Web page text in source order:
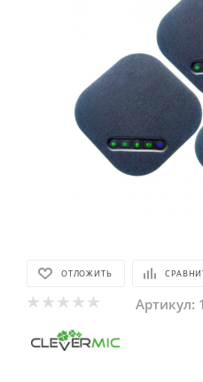
ОТЛОЖИТЬ
Артикул: